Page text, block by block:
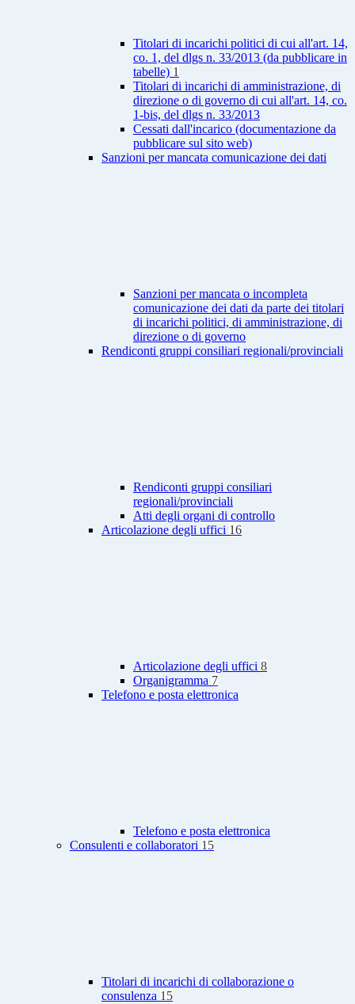
Titolari di incarichi politici di cui all'art. 14,
co. 1, del dlgs n. 33/2013 (da pubblicare in
tabelle) 1
Titolari di incarichi di amministrazione, di
direzione o di governo di cui all'art. 14, co.
1-bis, del dlgs n. 33/2013
Cessati dall'incarico (documentazione da
pubblicare sul sito web)
Sanzioni per mancata comunicazione dei dati
Sanzioni per mancata o incompleta
comunicazione dei dati da parte dei titolari
di incarichi politici, di amministrazione, di
direzione o di governo
Rendiconti gruppi consiliari regionali/provinciali
Rendiconti gruppi consiliari
regionali/provinciali
Atti degli organi di controllo
Articolazione degli uffici 16
Articolazione degli uffici 8
Organigramma 7
Telefono e posta elettronica
Telefono e posta elettronica
Consulenti e collaboratori 15
Titolari di incarichi di collaborazione o
consulenza 15